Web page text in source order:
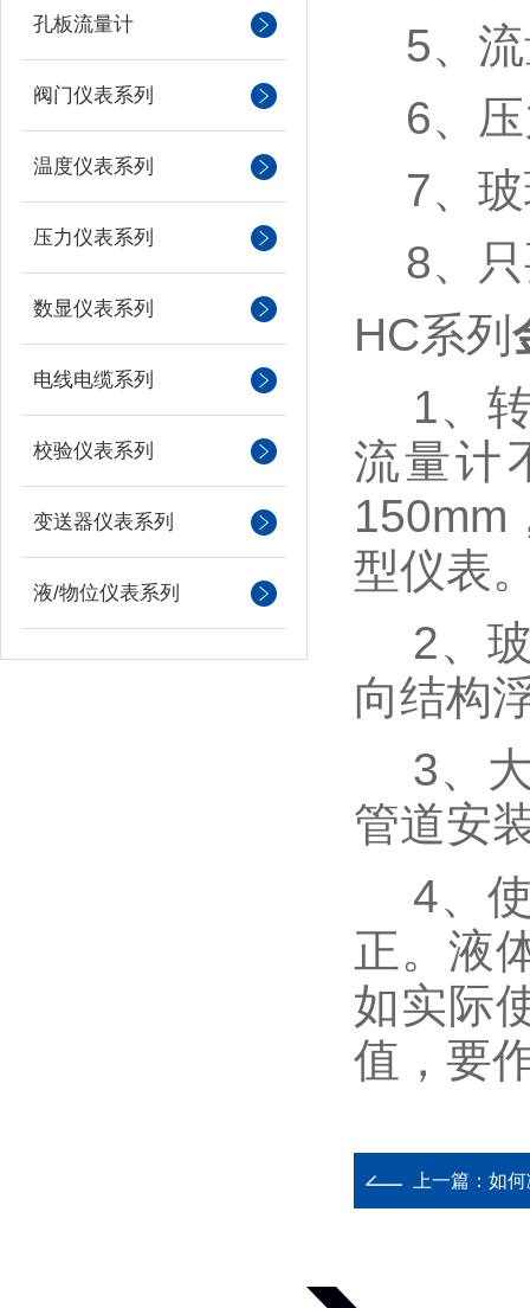
孔板流量计
阀门仪表系列
温度仪表系列
压力仪表系列
数显仪表系列
电线电缆系列
校验仪表系列
变送器仪表系列
液/物位仪表系列
5、流
6、压
7、玻
8、只
HC系列
1、
流量计
150mm
型仪表
2、玻
向结构
3、大
管道安
4、
正。液
如实际
值，要
上一篇： 如何